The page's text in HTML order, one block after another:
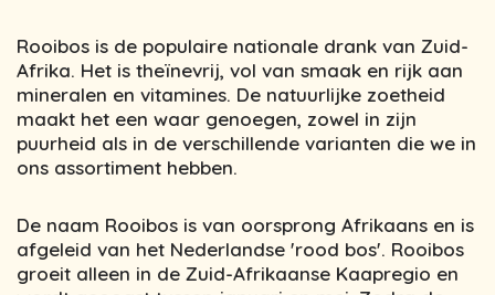
Rooibos is de populaire nationale drank van Zuid-
Afrika. Het is theïnevrij, vol van smaak en rijk aan
mineralen en vitamines. De natuurlijke zoetheid
maakt het een waar genoegen, zowel in zijn
puurheid als in de verschillende varianten die we in
ons assortiment hebben.
De naam Rooibos is van oorsprong Afrikaans en is
afgeleid van het Nederlandse 'rood bos'. Rooibos
groeit alleen in de Zuid-Afrikaanse Kaapregio en